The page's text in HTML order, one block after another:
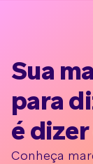
Sua
para
é
Conheça